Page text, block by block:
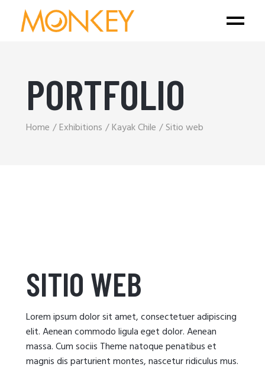
PORTFOLIO
Home Exhibitions Kayak Chile Sitio web
SITIO WEB
Lorem ipsum dolor sit amet, consectetuer adipiscing
elit. Aenean commodo ligula eget dolor. Aenean
massa. Cum sociis Theme natoque penatibus et
magnis dis parturient montes, nascetur ridiculus mus.